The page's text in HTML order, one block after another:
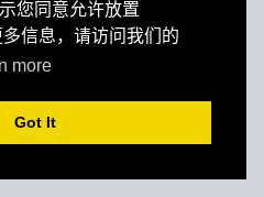
您同意允许放置
信息，请访问我们的
more
Got It